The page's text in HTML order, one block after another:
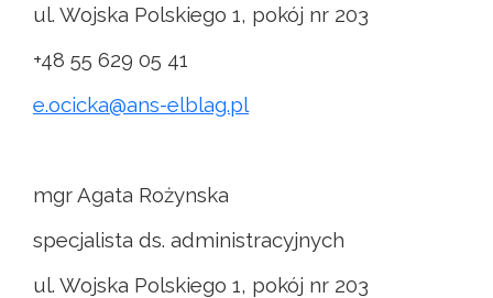
ul. Wojska Polskiego 1, pokój nr 203
+48 55 629 05 41
e.ocicka@ans-elblag.pl
mgr Agata Rożynska
specjalista ds. administracyjnych
ul. Wojska Polskiego 1, pokój nr 203